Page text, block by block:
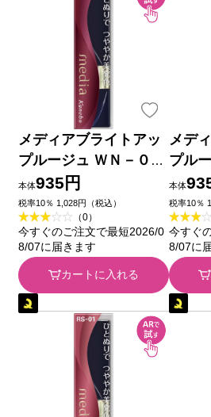
メディアブライトアッ
プルージュ ＷＮ－０１
カネボウ化粧品
本体935円
税率10％ 1,028円（税込）
（0）
今すぐのご注文で最短2026/0
8/07に届きます
カートに入れる
メデ
プル
カネ
本体
税率10％
今すぐ
8/07に